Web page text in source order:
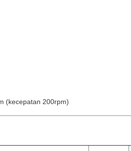
(kecepatan 200rpm)